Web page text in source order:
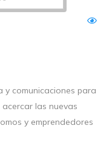
y comunicaciones para
las nuevas
y emprendedores